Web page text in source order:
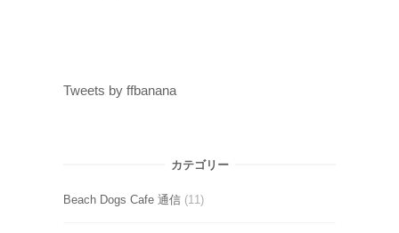
Tweets by ffbanana
カテゴリー
Beach Dogs Cafe 通信 (11)